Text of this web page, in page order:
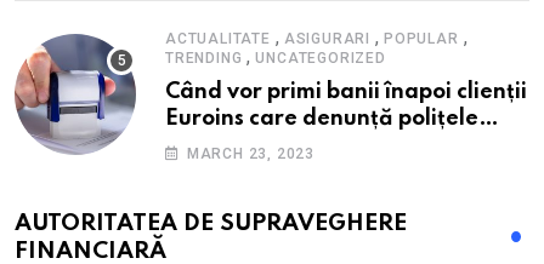
ACTUALITATE , ASIGURARI ,POPULAR ,
TRENDING ,UNCATEGORIZED
Când vor primi banii înapoi clienții
Euroins care denunță polițele
RCA? Toți pașii și toate termenele
MARCH 23, 2023
AUTORITATEA DE SUPRAVEGHERE
FINANCIARĂ